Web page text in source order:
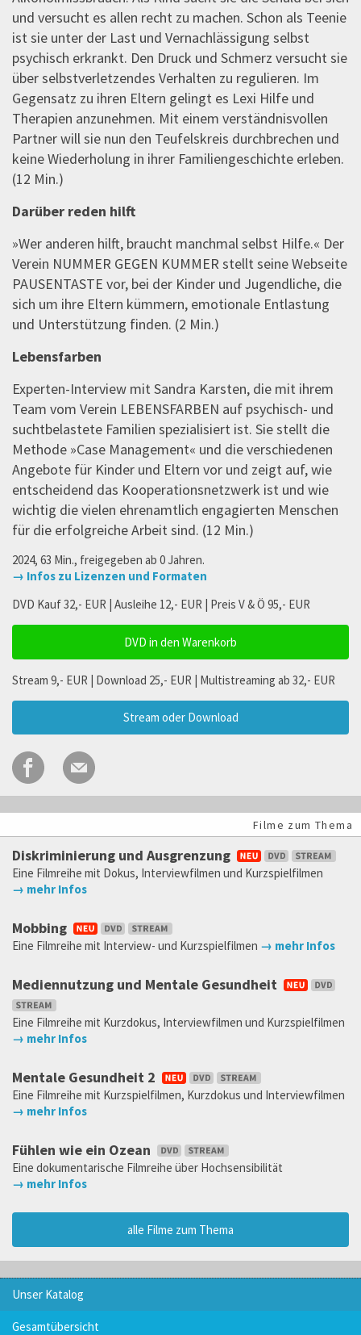
und versucht es allen recht zu machen. Schon als Teenie
ist sie unter der Last und Vernachlässigung selbst
psychisch erkrankt. Den Druck und Schmerz versucht sie
über selbstverletzendes Verhalten zu regulieren. Im
Gegensatz zu ihren Eltern gelingt es Lexi Hilfe und
Therapien anzunehmen. Mit einem verständnisvollen
Partner will sie nun den Teufelskreis durchbrechen und
keine Wiederholung in ihrer Familiengeschichte erleben.
(12 Min.)
Darüber reden hilft
»Wer anderen hilft, braucht manchmal selbst Hilfe.« Der
Verein NUMMER GEGEN KUMMER stellt seine Webseite
PAUSENTASTE vor, bei der Kinder und Jugendliche, die
sich um ihre Eltern kümmern, emotionale Entlastung
und Unterstützung finden. (2 Min.)
Lebensfarben
Experten-Interview mit Sandra Karsten, die mit ihrem
Team vom Verein LEBENSFARBEN auf psychisch- und
suchtbelastete Familien spezialisiert ist. Sie stellt die
Methode »Case Management« und die verschiedenen
Angebote für Kinder und Eltern vor und zeigt auf, wie
entscheidend das Kooperationsnetzwerk ist und wie
wichtig die vielen ehrenamtlich engagierten Menschen
für die erfolgreiche Arbeit sind. (12 Min.)
2024, 63 Min., freigegeben ab 0 Jahren.
→ Infos zu Lizenzen und Formaten
DVD Kauf 32,- EUR | Ausleihe 12,- EUR | Preis V & Ö 95,- EUR
DVD in den Warenkorb
Stream 9,- EUR | Download 25,- EUR | Multistreaming ab 32,- EUR
Stream oder Download
Filme zum Thema
Diskriminierung und Ausgrenzung
Eine Filmreihe mit Dokus, Interviewfilmen und Kurzspielfilmen
→ mehr Infos
Mobbing
Eine Filmreihe mit Interview- und Kurzspielfilmen → mehr Infos
Mediennutzung und Mentale Gesundheit
Eine Filmreihe mit Kurzdokus, Interviewfilmen und Kurzspielfilmen
→ mehr Infos
Mentale Gesundheit 2
Eine Filmreihe mit Kurzspielfilmen, Kurzdokus und Interviewfilmen
→ mehr Infos
Fühlen wie ein Ozean
Eine dokumentarische Filmreihe über Hochsensibilität
→ mehr Infos
alle Filme zum Thema
Unser Katalog
Gesamtübersicht